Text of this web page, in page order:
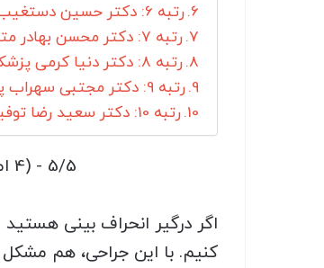
رتبه 6: دکتر حسین دستغیب متخصص جراحی انحراف بینی در شیراز
رتبه 7: دکتر محسن بهادر متخصص جراحی انحراف بینی در شیراز
رتبه 8: دکتر دنیا کرمی پزشک جراحی انحراف بینی در شیراز
رتبه 9: دکتر مجتبی سهراب پور متخصص جراحی انحراف بینی در شیراز
رتبه 10: دکتر سعید رضا توفیقی متخصص جراحی انحراف بینی در شیراز
5/5 - (4 امتیاز)
اگر درگیر انحراف بینی
کنیم. با این جراحی، هم مشکل